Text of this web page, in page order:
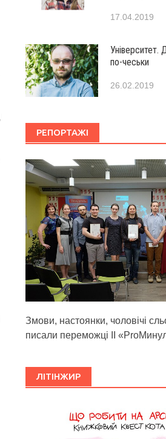
17.04.2019
Університет.
по-чеськи
26.02.2019
РЕПОРТАЖІ
Змови, настоянки, чоловічі
писали переможці ІІ
ЛІТІНЖИР